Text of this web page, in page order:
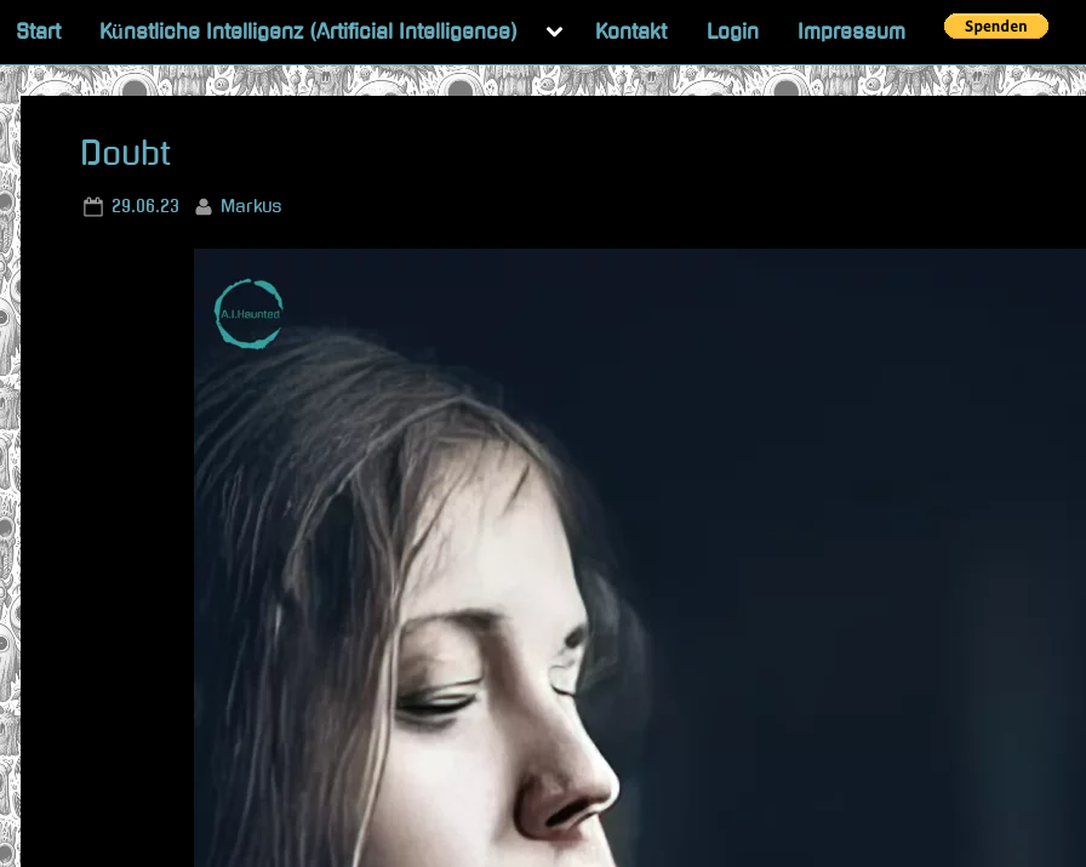
content
Start Künstliche Intelligenz (Artificial Intelligence)
Toggle
menu
Kontakt Login Impressum
Doubt
Posted
29.06.23 By
Markus